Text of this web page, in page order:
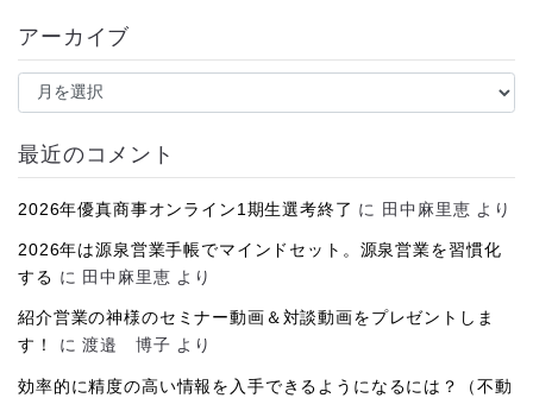
アーカイブ
ア
イ
ブ
最近のコメント
2026年優真商事オンライン1期生選考終了 に 田中麻里恵 より
2026年は源泉営業手帳でマインドセット。源泉営業を習慣化
する に 田中麻里恵 より
紹介営業の神様のセミナー動画＆対談動画をプレゼントしま
す！
に渡邉 博子 より
効率的に精度の高い情報を入手できるようになるには？（不動